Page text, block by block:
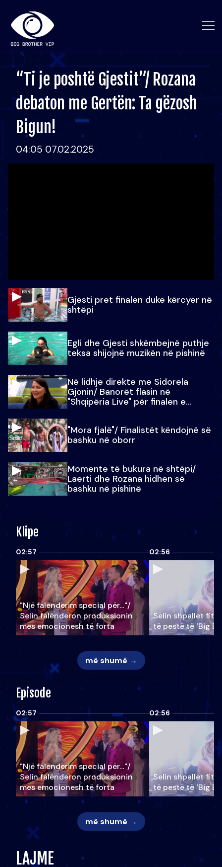
“Ti je poshtë Gjestit”/ Rozana
debaton me Gertën: Ta gëzosh
Bigun!
04:05 07.02.2025
Gjesti pret finalen duke kërcyer në
shtëpi
Egli dhe Gjesti shkëmbejnë puthje
teksa shijojnë muzikën në pishinë
Në lidhje direkte me Sidorela
Gjonin/ Banorët flasin në
"Shqipëria Live" për finalen e
"Mora fjalë"/ Finalistët këndojnë së
bashku në oborr
Momente të bukura në shtëpi/
Laerti dhe Rozana hidhen së
bashku në pishinë
Klipe
02:57
"Një falenderim special për…"/
Selin falënderon produksionin
mes emocionesh të forta
02:56
Selin shpallet
të pestë të ‘Big
më shumë →
Episode
02:57
"Një falenderim special për…"/
Selin falënderon produksionin
mes emocionesh të forta
02:56
Selin shpallet
të pestë të ‘Big
më shumë →
LAJME